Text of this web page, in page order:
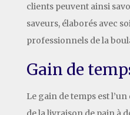
clients peuvent ainsi
saveurs, élaborés avec
professionnels de la
Gain de
Le gain de temps est